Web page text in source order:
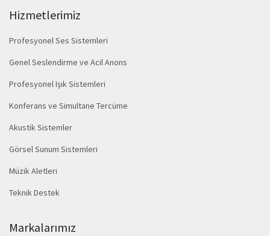
Hizmetlerimiz
Profesyonel Ses Sistemleri
Genel Seslendirme ve Acil Anons
Profesyonel Işık Sistemleri
Konferans ve Simultane Tercüme
Akustik Sistemler
Görsel Sunum Sistemleri
Müzik Aletleri
Teknik Destek
Markalarımız